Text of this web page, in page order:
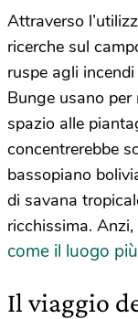
Attraverso
ricerche sul
ruspe agli
Bunge usano
spazio alle
concentrerebbe
bassopiano
di savana
ricchissima.
come il luogo
Il viaggio